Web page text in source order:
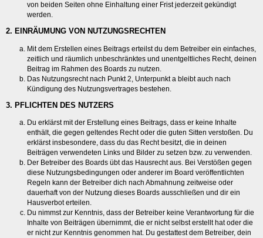
von beiden Seiten ohne Einhaltung einer Frist jederzeit gekündigt
werden.
2. EINRÄUMUNG VON NUTZUNGSRECHTEN
Mit dem Erstellen eines Beitrags erteilst du dem Betreiber ein einfaches,
zeitlich und räumlich unbeschränktes und unentgeltliches Recht, deinen
Beitrag im Rahmen des Boards zu nutzen.
Das Nutzungsrecht nach Punkt 2, Unterpunkt a bleibt auch nach
Kündigung des Nutzungsvertrages bestehen.
3. PFLICHTEN DES NUTZERS
Du erklärst mit der Erstellung eines Beitrags, dass er keine Inhalte
enthält, die gegen geltendes Recht oder die guten Sitten verstoßen. Du
erklärst insbesondere, dass du das Recht besitzt, die in deinen
Beiträgen verwendeten Links und Bilder zu setzen bzw. zu verwenden.
Der Betreiber des Boards übt das Hausrecht aus. Bei Verstößen gegen
diese Nutzungsbedingungen oder anderer im Board veröffentlichten
Regeln kann der Betreiber dich nach Abmahnung zeitweise oder
dauerhaft von der Nutzung dieses Boards ausschließen und dir ein
Hausverbot erteilen.
Du nimmst zur Kenntnis, dass der Betreiber keine Verantwortung für die
Inhalte von Beiträgen übernimmt, die er nicht selbst erstellt hat oder die
er nicht zur Kenntnis genommen hat. Du gestattest dem Betreiber, dein